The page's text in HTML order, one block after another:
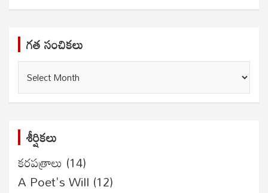
గత సంచికలు
గత
సంచికలు
శీర్షికలు
కరపత్రాలు (14)
A Poet's Will (12)